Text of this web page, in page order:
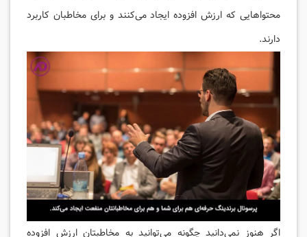
محتواهایی که ارزش افزوده ایجاد می‌کنند و برای مخاطبان کاربرد
دارند.
اگر هنوز نمی‌دانید چگونه می‌توانید به مخاطبتان ارزش افزوده